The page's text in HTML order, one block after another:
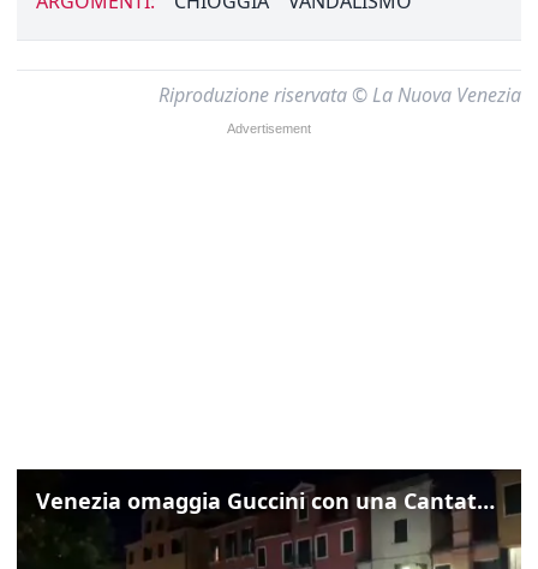
Riproduzione riservata © La Nuova Venezia
Venezia omaggia Guccini con una Cantata Anarchica in campo Santa Margherita